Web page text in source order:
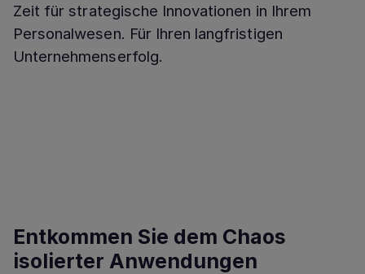
Zeit für strategische Innovationen in Ihrem
Personalwesen. Für Ihren langfristigen
Unternehmenserfolg.
Entkommen Sie dem Chaos
isolierter Anwendungen